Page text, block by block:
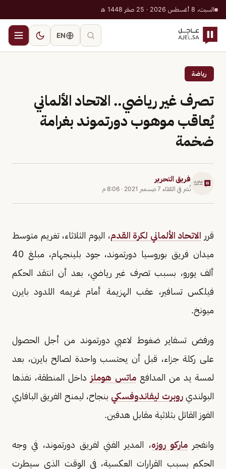
السبت، 8 أغسطس 2026 · 25 صفر 1448 هـ
EN
رياضة
تصرف غير رياضي.. الاتحاد الألماني
يُعاقب موهوب دورتموند بغرامة
ضخمة
فريق التحرير
نُشر في الثلاثاء 7 ديسمبر 2021 · 8:06 م
قرر الاتحاد الألماني لكرة القدم، اليوم الثلاثاء، تغريم متوسط
ميدان فريق بوروسيا دورتموند، جود بلينجهام، مبلغ 40
ألف يورو، بسبب تصرف غير رياضي، بعد أن انتقد الحكم
فيلكس تسافير، عقب الهزيمة أمام غريمه اللدود بايرن
ميونخ.
ورفض تسفاير ضغوط لاعبي دورتموند من أجل الحصول
على ركلة جزاء، قبل أن يحتسب واحدة لصالح بايرن، بعد
لمسة يد من المدافعماتس هوملز داخل المنطقة، نفذها
البولنديروبرت ليفاندوفسكي بنجاح، ليمنح الفريق البافاري
الفوز القاتل بثلاثية مقابل هدفين.
وانفجرماركو روزه، المدير الفني لفريق دورتموند، في وجه
الحكم بسبب القرارات العكسية، في الوقت الذي سيطرت